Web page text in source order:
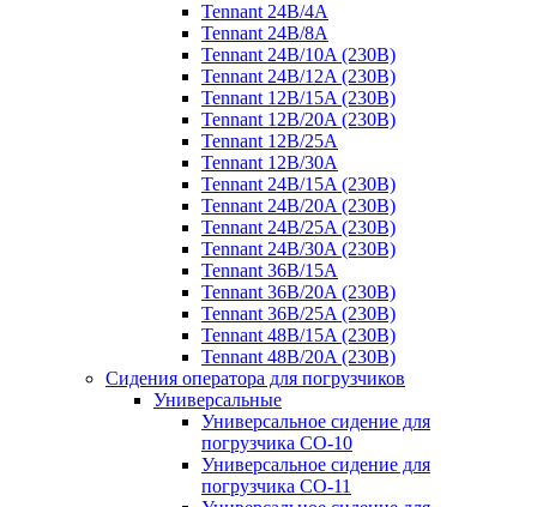
Tennant 24B/4A
Tennant 24B/8A
Tennant 24B/10A (230B)
Tennant 24B/12A (230B)
Tennant 12B/15A (230B)
Tennant 12B/20A (230B)
Tennant 12B/25A
Tennant 12B/30A
Tennant 24B/15A (230B)
Tennant 24B/20A (230B)
Tennant 24B/25A (230B)
Tennant 24B/30A (230B)
Tennant 36B/15A
Tennant 36B/20A (230B)
Tennant 36B/25A (230B)
Tennant 48B/15A (230B)
Tennant 48B/20A (230B)
Сидения оператора для погрузчиков
Универсальные
Универсальное сидение для
погрузчика CO-10
Универсальное сидение для
погрузчика CO-11